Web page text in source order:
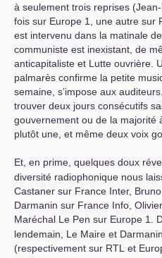
à seulement trois reprises
fois sur Europe 1, une autre sur
est intervenu dans la matinale
communiste est inexistant, de
anticapitaliste et Lutte ouvrière.
palmarès confirme la petite
semaine, s’impose aux
trouver deux jours consécutifs
gouvernement ou de la majorité
plutôt une, et même deux voix
Et, en prime, quelques doux
diversité radiophonique nous
Castaner sur France Inter,
Darmanin sur France Info,
Maréchal Le Pen sur Europe 1.
lendemain, Le Maire et
(respectivement sur RTL et